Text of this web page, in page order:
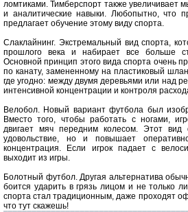
ломтиками. Тимберспорт также увеличивает
и аналитические навыки. Любопытно, что
предлагает обучение этому виду спорта.
Слаклайнинг. Экстремальный вид спорта,
прошлого века и набирает все больше
Основной принцип этого вида спорта очень
по канату, замененному на пластиковый
где угодно: между двумя деревьями или над
интенсивной концентрации и контроля
Велобол. Новый вариант футбола был
Вместо того, чтобы работать с ногами,
двигает мяч передним колесом. Этот вид
удовольствие, но и повышает
концентрация. Если игрок падает с
выходит из игры.
Болотный футбол. Другая альтернатива
боится ударить в грязь лицом и не только
спорта стал традиционным, даже проходят
что тут скажешь!